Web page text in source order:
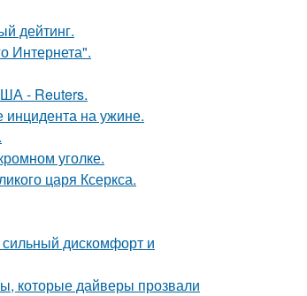
дейтинг.
Интернета".
- Reuters.
на ужине.
уголке.
царя Ксеркса.
дискомфорт и
которые дайверы прозвали